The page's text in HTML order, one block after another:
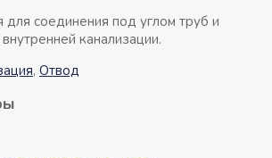
для соединения под углом труб и
канализации.
, Отвод